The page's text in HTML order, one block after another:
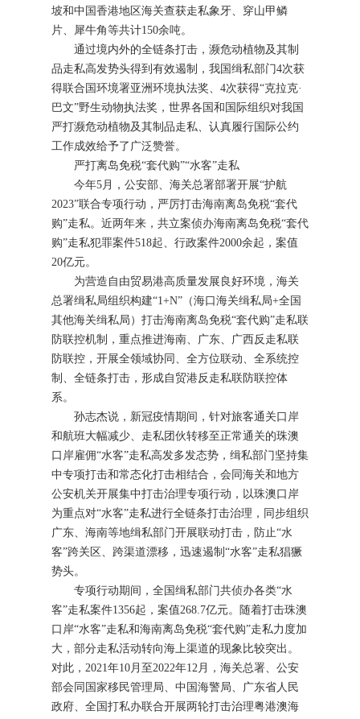
坡和中国香港地区海关查获走私象牙、穿山甲鳞
片、犀牛角等共计150余吨。
通过境内外的全链条打击，濒危动植物及其制
品走私高发势头得到有效遏制，我国缉私部门4次获
得联合国环境署亚洲环境执法奖、4次获得“克拉克·
巴文”野生动物执法奖，世界各国和国际组织对我国
严打濒危动植物及其制品走私、认真履行国际公约
工作成效给予了广泛赞誉。
严打离岛免税“套代购”“水客”走私
今年5月，公安部、海关总署部署开展“护航
2023”联合专项行动，严厉打击海南离岛免税“套代
购”走私。近两年来，共立案侦办海南离岛免税“套代
购”走私犯罪案件518起、行政案件2000余起，案值
20亿元。
为营造自由贸易港高质量发展良好环境，海关
总署缉私局组织构建“1+N”（海口海关缉私局+全国
其他海关缉私局）打击海南离岛免税“套代购”走私联
防联控机制，重点推进海南、广东、广西反走私联
防联控，开展全领域协同、全方位联动、全系统控
制、全链条打击，形成自贸港反走私联防联控体
系。
孙志杰说，新冠疫情期间，针对旅客通关口岸
和航班大幅减少、走私团伙转移至正常通关的珠澳
口岸雇佣“水客”走私高发多发态势，缉私部门坚持集
中专项打击和常态化打击相结合，会同海关和地方
公安机关开展集中打击治理专项行动，以珠澳口岸
为重点对“水客”走私进行全链条打击治理，同步组织
广东、海南等地缉私部门开展联动打击，防止“水
客”跨关区、跨渠道漂移，迅速遏制“水客”走私猖獗
势头。
专项行动期间，全国缉私部门共侦办各类“水
客”走私案件1356起，案值268.7亿元。随着打击珠澳
口岸“水客”走私和海南离岛免税“套代购”走私力度加
大，部分走私活动转向海上渠道的现象比较突出。
对此，2021年10月至2022年12月，海关总署、公安
部会同国家移民管理局、中国海警局、广东省人民
政府、全国打私办联合开展两轮打击治理粤港澳海